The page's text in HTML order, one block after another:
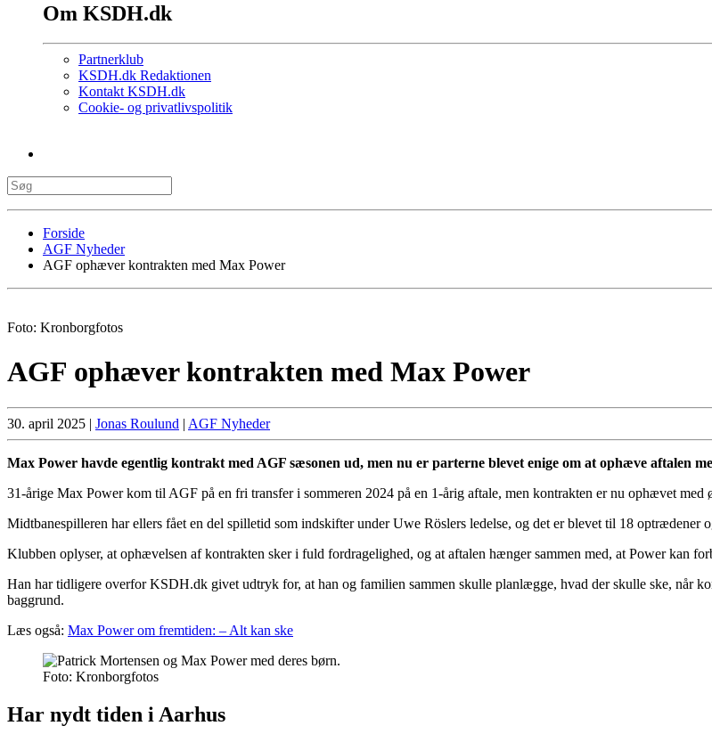
Om KSDH.dk
Partnerklub
KSDH.dk Redaktionen
Kontakt KSDH.dk
Cookie- og privatlivspolitik
Forside
AGF Nyheder
AGF ophæver kontrakten med Max Power
Foto: Kronborgfotos
AGF ophæver kontrakten med Max Power
30. april 2025 | Jonas Roulund | AGF Nyheder
Max Power havde egentlig kontrakt med AGF sæsonen ud, men nu er parterne blevet enige om at ophæve aftalen
31-årige Max Power kom til AGF på en fri transfer i sommeren 2024 på en 1-årig aftale, men kontrakten er nu ophævet
Midtbanespilleren har ellers fået en del spilletid som indskifter under Uwe Röslers ledelse, og det er blevet til 18 optrædener
Klubben oplyser, at ophævelsen af kontrakten sker i fuld fordragelighed, og at aftalen hænger sammen med, at Power kan
Han har tidligere overfor KSDH.dk givet udtryk for, at han og familien sammen skulle planlægge, hvad der skulle ske, når
baggrund.
Læs også: Max Power om fremtiden: – Alt kan ske
Foto: Kronborgfotos
Har nydt tiden i Aarhus